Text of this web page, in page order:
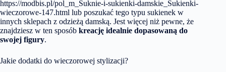
https://modbis.pl/pol_m_Suknie-i-sukienki-damskie_Sukienki-
wieczorowe-147.html lub poszukać tego typu sukienek w
innych sklepach z odzieżą damską. Jest więcej niż pewne, że
znajdziesz w ten sposób kreację idealnie dopasowaną do
swojej figury.
Jakie dodatki do wieczorowej stylizacji?